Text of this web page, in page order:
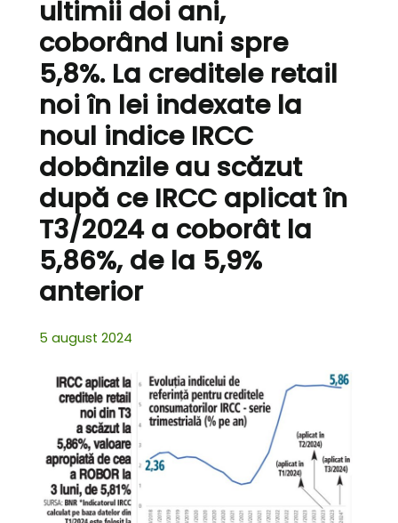
ultimii doi ani,
coborând luni spre
5,8%. La creditele retail
noi în lei indexate la
noul indice IRCC
dobânzile au scăzut
după ce IRCC aplicat în
T3/2024 a coborât la
5,86%, de la 5,9%
anterior
5 august 2024